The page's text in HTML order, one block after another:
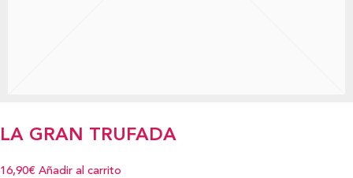
LA GRAN TRUFADA
16,90€ Añadir al carrito